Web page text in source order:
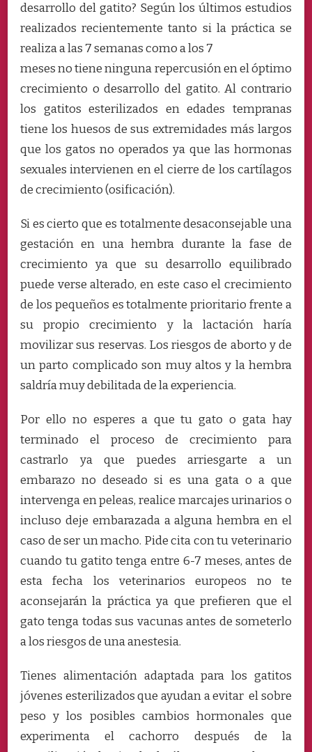
desarrollo del gatito? Según los últimos estudios
realizados recientemente tanto si la práctica se
realiza a las 7 semanas como a los 7
meses no tiene ninguna repercusión en el óptimo
crecimiento o desarrollo del gatito. Al contrario
los gatitos esterilizados en edades tempranas
tiene los huesos de sus extremidades más largos
que los gatos no operados ya que las hormonas
sexuales intervienen en el cierre de los cartílagos
de crecimiento (osificación).
Si es cierto que es totalmente desaconsejable una
gestación en una hembra durante la fase de
crecimiento ya que su desarrollo equilibrado
puede verse alterado, en este caso el crecimiento
de los pequeños es totalmente prioritario frente a
su propio crecimiento y la lactación haría
movilizar sus reservas. Los riesgos de aborto y de
un parto complicado son muy altos y la hembra
saldría muy debilitada de la experiencia.
Por ello no esperes a que tu gato o gata hay
terminado el proceso de crecimiento para
castrarlo ya que puedes arriesgarte a un
embarazo no deseado si es una gata o a que
intervenga en peleas, realice marcajes urinarios o
incluso deje embarazada a alguna hembra en el
caso de ser un macho. Pide cita con tu veterinario
cuando tu gatito tenga entre 6-7 meses, antes de
esta fecha los veterinarios europeos no te
aconsejarán la práctica ya que prefieren que el
gato tenga todas sus vacunas antes de someterlo
a los riesgos de una anestesia.
Tienes alimentación adaptada para los gatitos
jóvenes esterilizados que ayudan a evitar el sobre
peso y los posibles cambios hormonales que
experimenta el cachorro después de la